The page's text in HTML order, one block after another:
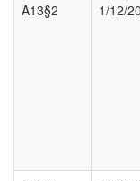
A13§2
1/12/